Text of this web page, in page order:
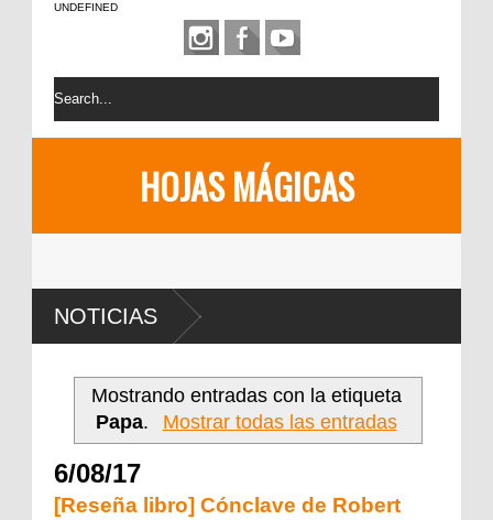
UNDEFINED
HOJAS MÁGICAS
NOTICIAS
Mostrando entradas con la etiqueta
Papa. Mostrar todas las entradas
6/08/17
[Reseña libro] Cónclave de Robert